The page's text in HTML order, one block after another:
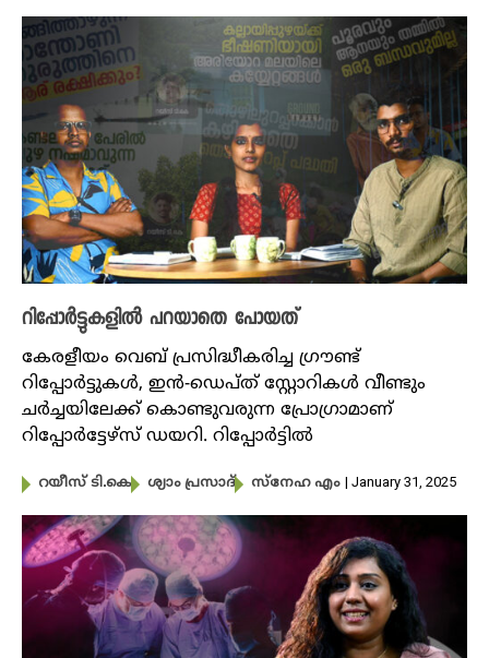
റിപ്പോർട്ടുകളിൽ പറയാതെ പോയത്
കേരളീയം വെബ് പ്രസിദ്ധീകരിച്ച ​ഗ്രൗണ്ട്
റിപ്പോർട്ടുകൾ, ഇൻ-ഡെപ്ത് സ്റ്റോറികൾ ‍വീണ്ടും
ചർച്ചയിലേക്ക് കൊണ്ടുവരുന്ന പ്രോഗ്രാമാണ്
റിപ്പോർട്ടേഴ്സ് ഡയറി. റിപ്പോർട്ടിൽ
റയീസ് ടി.കെ ശ്യാം പ്രസാദ് സ്നേഹ എം | January 31, 2025